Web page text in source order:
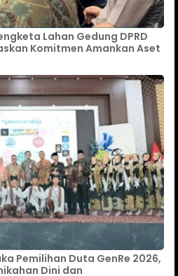
Lahan Gedung DPRD
Komitmen Amankan Aset
Pemilihan Duta GenRe 2026,
Dini dan